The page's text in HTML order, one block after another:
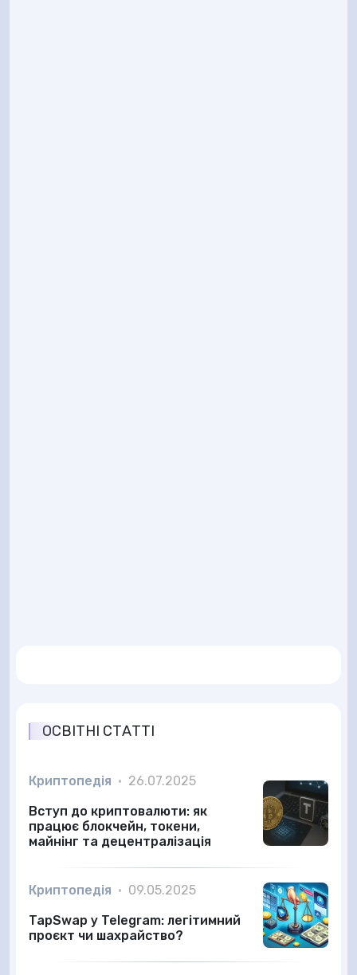
ОСВІТНІ СТАТТІ
Криптопедія • 26.07.2025
Вступ до криптовалюти: як
працює блокчейн, токени,
майнінг та децентралізація
Криптопедія • 09.05.2025
TapSwap у Telegram: легітимний
проєкт чи шахрайство?